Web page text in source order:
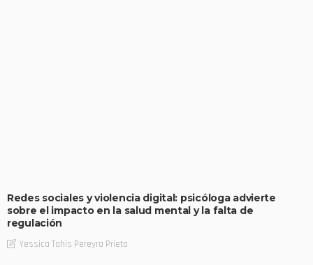
Redes sociales y violencia digital: psicóloga advierte
sobre el impacto en la salud mental y la falta de
regulación
Yessica Tahis Pereyra Prieto